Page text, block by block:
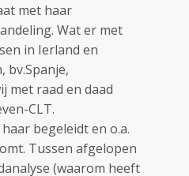
met haar
Wat er met
in Ierland en
bv.Spanje,
met raad en daad
CLT.
begeleidt en o.a.
Tussen afgelopen
(waarom heeft